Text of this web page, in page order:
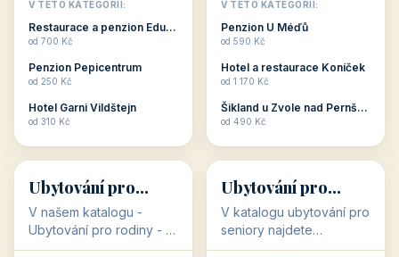
dovolenou přímo
souvisejí. Aktivní
odpočinek jso...
V TÉTO KATEGORII:
Restaurace a penzion Eduard
od 700 Kč
Penzion Pepicentrum
od 250 Kč
Hotel Garni Vildštejn
od 310 Kč
cenově dostupné
ubytování v ČR. Budete
c...
V TÉTO KATEGORII:
Penzion U Méďů
od 590 Kč
Hotel a restaurace Koníček
od 1 170 Kč
Šikland u Zvole nad Pernštejnem
od 490 Kč
👨‍👩‍👧‍👦
👨‍👩‍👧‍👦
34 objektů
Ubytování pro
rodiny
V našem katalogu -
Ubytování pro rodiny -
jsou pro Vás připraveny
🧓
🧓
33 objektů
Ubytování pro
seniory
V katalogu ubytování pro
seniory najdete
penziony a hotely, které